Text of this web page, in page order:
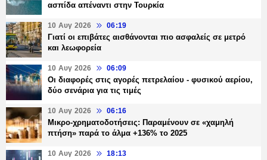
ασπίδα απέναντι στην Τουρκία
10 Αυγ 2026 06:19
Γιατί οι επιβάτες αισθάνονται πιο ασφαλείς σε μετρό
και λεωφορεία
10 Αυγ 2026 06:09
Οι διαφορές στις αγορές πετρελαίου - φυσικού αερίου,
δύο σενάρια για τις τιμές
10 Αυγ 2026 06:16
Μικρο-χρηματοδοτήσεις: Παραμένουν σε «χαμηλή
πτήση» παρά το άλμα +136% το 2025
10 Αυγ 2026 18:13